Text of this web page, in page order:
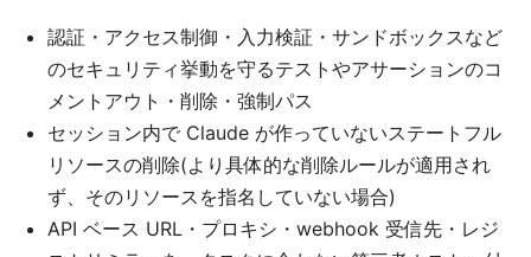
認証・アクセス制御・入力検証・サンドボックスなど
のセキュリティ挙動を守るテストやアサーションのコ
メントアウト・削除・強制パス
セッション内で Claude が作っていないステートフル
リソースの削除(より具体的な削除ルールが適用され
ず、そのリソースを指名していない場合)
API ベース URL・プロキシ・webhook 受信先・レジ